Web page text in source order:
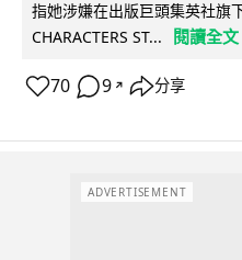
指她涉嫌在出版巨頭集英社旗
CHARACTERS ST...
閱讀全文
70 9 ↗ 分享
ADVERTISEMENT